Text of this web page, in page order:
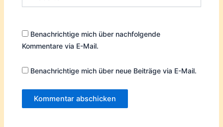
Benachrichtige mich über nachfolgende
Kommentare via E-Mail.
Benachrichtige mich über neue Beiträge via E-Mail.